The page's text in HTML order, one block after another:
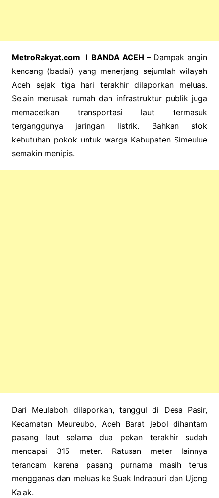
MetroRakyat.com I BANDA ACEH – Dampak angin
kencang (badai) yang menerjang sejumlah wilayah
Aceh sejak tiga hari terakhir dilaporkan meluas.
Selain merusak rumah dan infrastruktur publik juga
memacetkan transportasi laut termasuk
terganggunya jaringan listrik. Bahkan stok
kebutuhan pokok untuk warga Kabupaten Simeulue
semakin menipis.
Dari Meulaboh dilaporkan, tanggul di Desa Pasir,
Kecamatan Meureubo, Aceh Barat jebol dihantam
pasang laut selama dua pekan terakhir sudah
mencapai 315 meter. Ratusan meter lainnya
terancam karena pasang purnama masih terus
mengganas dan meluas ke Suak Indrapuri dan Ujong
Kalak.